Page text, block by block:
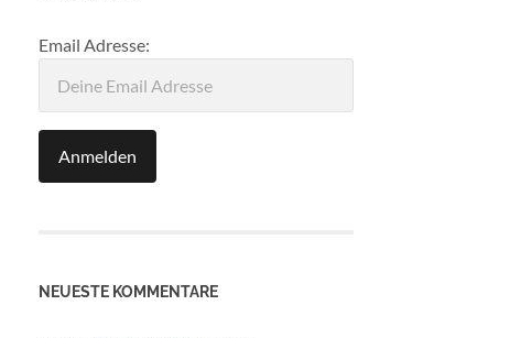
Email Adresse:
NEUESTE KOMMENTARE